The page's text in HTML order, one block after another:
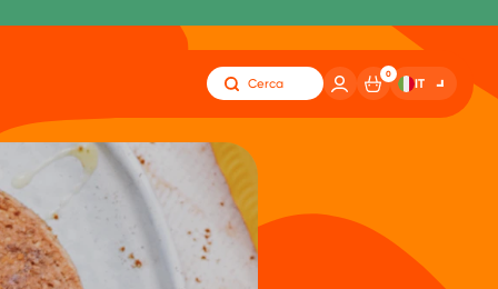
Cerca
0
IT